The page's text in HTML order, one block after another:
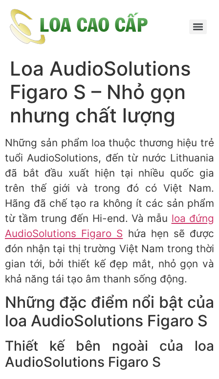
Loa AudioSolutions
Figaro S – Nhỏ gọn
nhưng chất lượng
Những sản phẩm loa thuộc thương hiệu trẻ
tuổi AudioSolutions, đến từ nước Lithuania
đã bắt đầu xuất hiện tại nhiều quốc gia
trên thế giới và trong đó có Việt Nam.
Hãng đã chế tạo ra không ít các sản phẩm
từ tầm trung đến Hi-end. Và mẫu loa đứng
AudioSolutions Figaro S hứa hẹn sẽ được
đón nhận tại thị trường Việt Nam trong thời
gian tới, bởi thiết kế đẹp mắt, nhỏ gọn và
khả năng tái tạo âm thanh sống động.
Những đặc điểm nổi bật của
loa AudioSolutions Figaro S
Thiết kế bên ngoài của loa
AudioSolutions Figaro S